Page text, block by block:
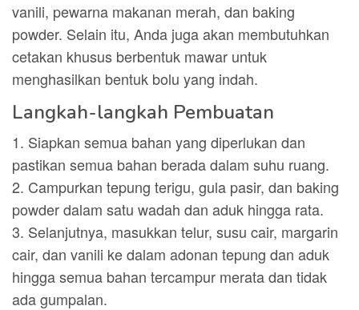
vanili, pewarna makanan merah, dan baking
powder. Selain itu, Anda juga akan membutuhkan
cetakan khusus berbentuk mawar untuk
menghasilkan bentuk bolu yang indah.
Langkah-langkah Pembuatan
1. Siapkan semua bahan yang diperlukan dan
pastikan semua bahan berada dalam suhu ruang.
2. Campurkan tepung terigu, gula pasir, dan baking
powder dalam satu wadah dan aduk hingga rata.
3. Selanjutnya, masukkan telur, susu cair, margarin
cair, dan vanili ke dalam adonan tepung dan aduk
hingga semua bahan tercampur merata dan tidak
ada gumpalan.